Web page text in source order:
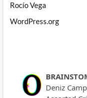
Rocío Vega
WordPress.org